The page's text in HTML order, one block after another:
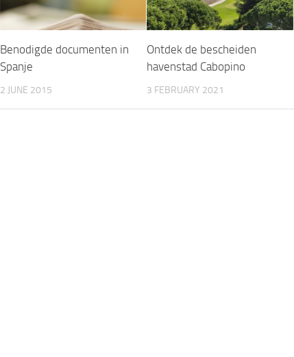
Benodigde documenten in
Spanje
2 JUNE 2015
Ontdek de bescheiden
havenstad Cabopino
3 FEBRUARY 2021